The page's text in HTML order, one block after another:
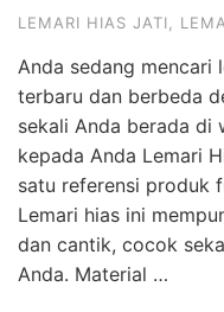
LEMARI HIAS JATI
Anda sedang mencari
terbaru dan berbeda
sekali Anda berada di
kepada Anda Lemari
satu referensi produk
Lemari hias ini
dan cantik, cocok
Anda. Material …